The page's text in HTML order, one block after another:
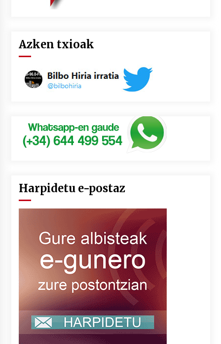
Azken txioak
Harpidetu e-postaz